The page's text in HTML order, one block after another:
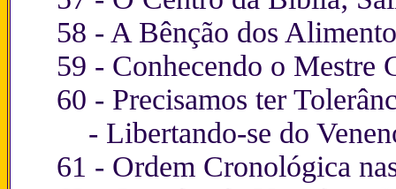
58 - A Bênção dos
59 - Conhecendo o Mestre
60 - Precisamos ter
- Libertando-se do
61 - Ordem Cronológica